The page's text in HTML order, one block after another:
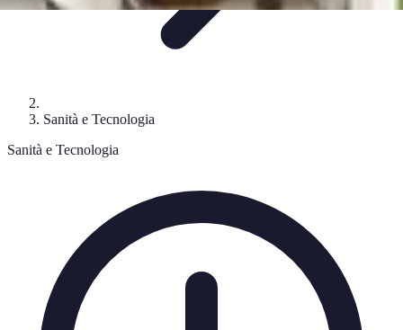
Sanità e Tecnologia
Sanità e Tecnologia